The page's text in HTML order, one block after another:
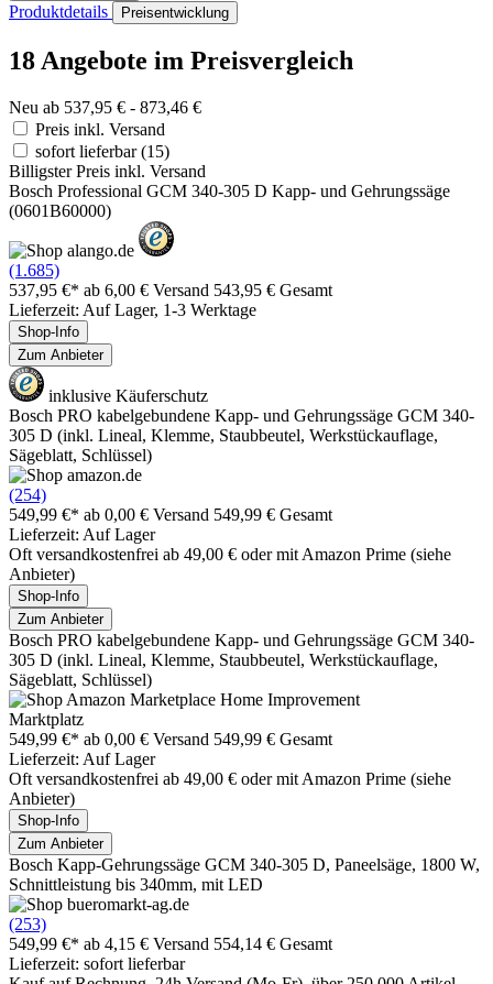
Produktdetails Preisentwicklung
18 Angebote im Preisvergleich
Neu ab 537,95 € - 873,46 €
Preis inkl. Versand
sofort lieferbar(15)
Billigster Preis inkl. Versand
Bosch Professional GCM 340-305 D Kapp- und Gehrungssäge
(0601B60000)
(1.685)
537,95 €* ab 6,00 € Versand 543,95 € Gesamt
Lieferzeit: Auf Lager, 1-3 Werktage
Shop-Info
Zum Anbieter
inklusive Käuferschutz
Bosch PRO kabelgebundene Kapp- und Gehrungssäge GCM 340-
305 D (inkl. Lineal, Klemme, Staubbeutel, Werkstückauflage,
Sägeblatt, Schlüssel)
(254)
549,99 €* ab 0,00 € Versand 549,99 € Gesamt
Lieferzeit: Auf Lager
Oft versandkostenfrei ab 49,00 € oder mit Amazon Prime (siehe
Anbieter)
Shop-Info
Zum Anbieter
Bosch PRO kabelgebundene Kapp- und Gehrungssäge GCM 340-
305 D (inkl. Lineal, Klemme, Staubbeutel, Werkstückauflage,
Sägeblatt, Schlüssel)
Marktplatz
549,99 €* ab 0,00 € Versand 549,99 € Gesamt
Lieferzeit: Auf Lager
Oft versandkostenfrei ab 49,00 € oder mit Amazon Prime (siehe
Anbieter)
Shop-Info
Zum Anbieter
Bosch Kapp-Gehrungssäge GCM 340-305 D, Paneelsäge, 1800 W,
Schnittleistung bis 340mm, mit LED
(253)
549,99 €* ab 4,15 € Versand 554,14 € Gesamt
Lieferzeit: sofort lieferbar